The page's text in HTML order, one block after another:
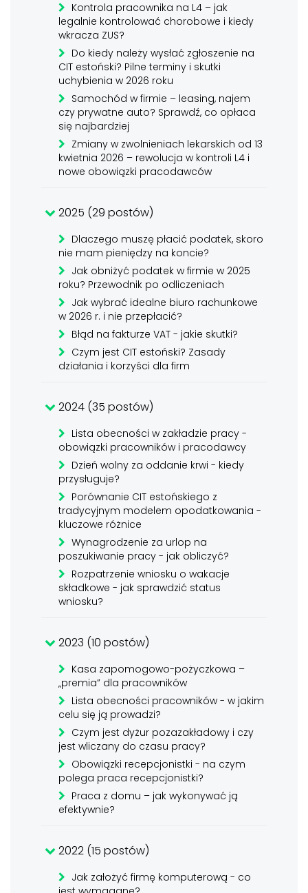
Kontrola pracownika na L4 – jak
legalnie kontrolować chorobowe i kiedy
wkracza ZUS?
Do kiedy należy wysłać zgłoszenie na
CIT estoński? Pilne terminy i skutki
uchybienia w 2026 roku
Samochód w firmie – leasing, najem
czy prywatne auto? Sprawdź, co opłaca
się najbardziej
Zmiany w zwolnieniach lekarskich od 13
kwietnia 2026 – rewolucja w kontroli L4 i
nowe obowiązki pracodawców
2025 (29 postów)
Dlaczego muszę płacić podatek, skoro
nie mam pieniędzy na koncie?
Jak obniżyć podatek w firmie w 2025
roku? Przewodnik po odliczeniach
Jak wybrać idealne biuro rachunkowe
w 2026 r. i nie przepłacić?
Błąd na fakturze VAT - jakie skutki?
Czym jest CIT estoński? Zasady
działania i korzyści dla firm
2024 (35 postów)
Lista obecności w zakładzie pracy -
obowiązki pracowników i pracodawcy
Dzień wolny za oddanie krwi - kiedy
przysługuje?
Porównanie CIT estońskiego z
tradycyjnym modelem opodatkowania -
kluczowe różnice
Wynagrodzenie za urlop na
poszukiwanie pracy - jak obliczyć?
Rozpatrzenie wniosku o wakacje
składkowe - jak sprawdzić status
wniosku?
2023 (10 postów)
Kasa zapomogowo-pożyczkowa –
„premia” dla pracowników
Lista obecności pracowników - w jakim
celu się ją prowadzi?
Czym jest dyżur pozazakładowy i czy
jest wliczany do czasu pracy?
Obowiązki recepcjonistki - na czym
polega praca recepcjonistki?
Praca z domu – jak wykonywać ją
efektywnie?
2022 (15 postów)
Jak założyć firmę komputerową - co